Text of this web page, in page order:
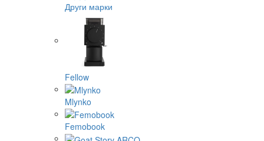
Други марки
Fellow
Mlynko
Femobook